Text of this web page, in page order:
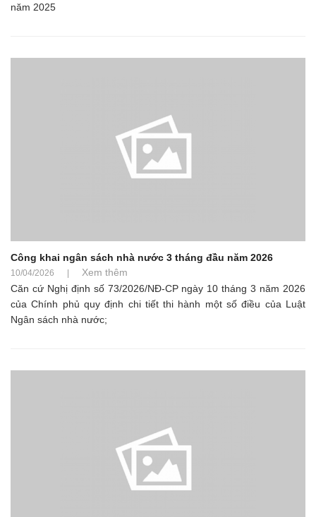
năm 2025
Công khai ngân sách nhà nước 3 tháng đầu năm 2026
10/04/2026 |
Xem thêm
Căn cứ Nghị định số 73/2026/NĐ-CP ngày 10 tháng 3 năm 2026
của Chính phủ quy định chi tiết thi hành một số điều của Luật
Ngân sách nhà nước;